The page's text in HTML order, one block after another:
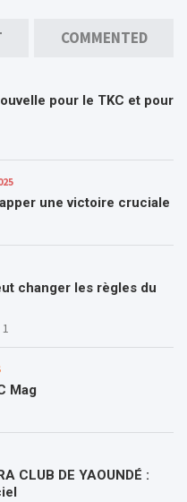
COMMENTED
pour le TKC et pour
une victoire cruciale
changer les règles du
1
Mag
CLUB DE YAOUNDÉ :